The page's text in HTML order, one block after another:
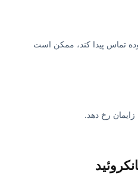
تماس پیدا کند، ممکن است
رخ دهد.